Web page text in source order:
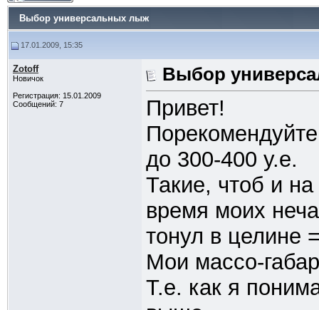
Выбор универсальных лыж
17.01.2009, 15:35
Zotoff
Новичок
Регистрация: 15.01.2009
Сообщений: 7
Выбор
Привет!
до 300-400 у.е.
Такие, чтоб и
время моих
тонул в целине
Мои массо-
Т.е. как я